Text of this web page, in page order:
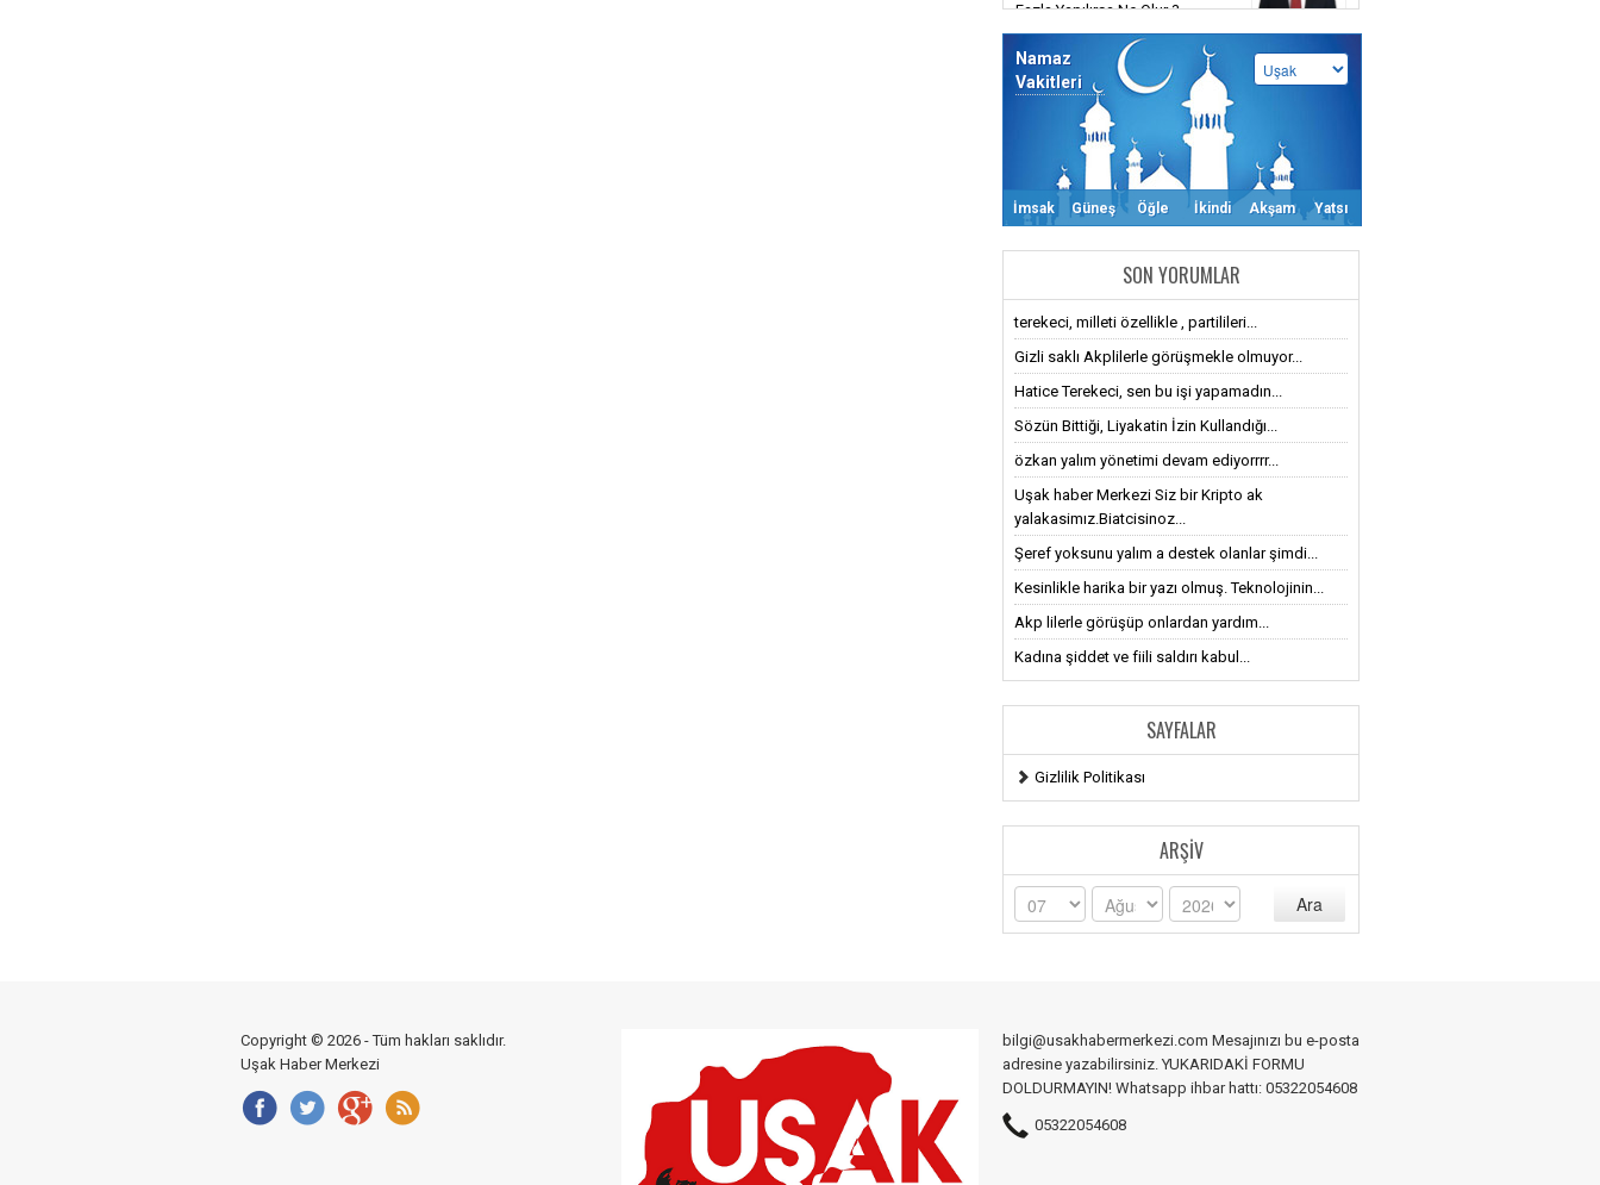
Fazla Yapılırsa Ne Olur ?
Namaz
Vakitleri
İmsak Güneş Öğle İkindi Akşam Yatsı
SON YORUMLAR
terekeci, milleti özellikle , partilileri...
Gizli saklı Akplilerle görüşmekle olmuyor...
Hatice Terekeci, sen bu işi yapamadın...
Sözün Bittiği, Liyakatin İzin Kullandığı...
özkan yalım yönetimi devam ediyorrrr...
Uşak haber Merkezi Siz bir Kripto ak
yalakasimız.Biatcisinoz...
Şeref yoksunu yalım a destek olanlar şimdi...
Kesinlikle harika bir yazı olmuş. Teknolojinin...
Akp lilerle görüşüp onlardan yardım...
Kadına şiddet ve fiili saldırı kabul...
SAYFALAR
Gizlilik Politikası
ARŞIV
Ara
Copyright © 2026 - Tüm hakları saklıdır.
Uşak Haber Merkezi
bilgi@usakhabermerkezi.com Mesajınızı bu e-posta
adresine yazabilirsiniz. YUKARIDAKİ FORMU
DOLDURMAYIN! Whatsapp ihbar hattı: 05322054608
05322054608